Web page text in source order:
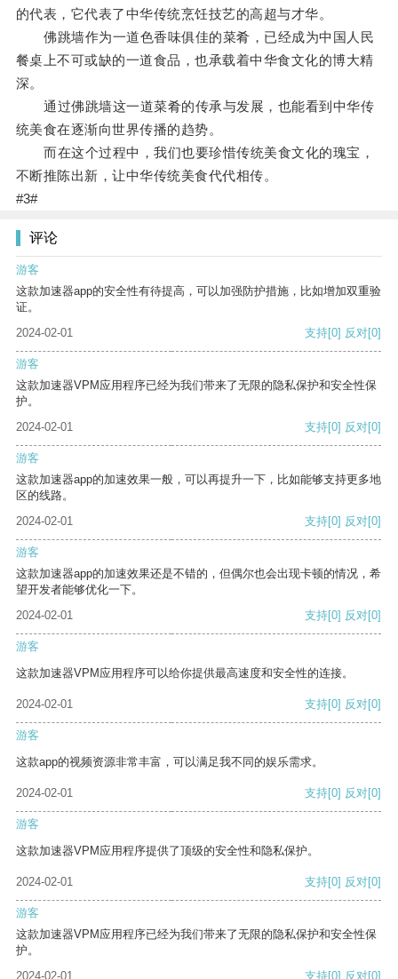
的代表，它代表了中华传统烹饪技艺的高超与才华。
佛跳墙作为一道色香味俱佳的菜肴，已经成为中国人民
餐桌上不可或缺的一道食品，也承载着中华食文化的博大精
深。
通过佛跳墙这一道菜肴的传承与发展，也能看到中华传
统美食在逐渐向世界传播的趋势。
而在这个过程中，我们也要珍惜传统美食文化的瑰宝，
不断推陈出新，让中华传统美食代代相传。
#3#
评论
游客
这款加速器app的安全性有待提高，可以加强防护措施，比如增加双重验
证。
2024-02-01
支持[0] 反对[0]
游客
这款加速器VPM应用程序已经为我们带来了无限的隐私保护和安全性保
护。
2024-02-01
支持[0] 反对[0]
游客
这款加速器app的加速效果一般，可以再提升一下，比如能够支持更多地
区的线路。
2024-02-01
支持[0] 反对[0]
游客
这款加速器app的加速效果还是不错的，但偶尔也会出现卡顿的情况，希
望开发者能够优化一下。
2024-02-01
支持[0] 反对[0]
游客
这款加速器VPM应用程序可以给你提供最高速度和安全性的连接。
2024-02-01 支持[0] 反对[0]
游客
这款app的视频资源非常丰富，可以满足我不同的娱乐需求。
2024-02-01 支持[0] 反对[0]
游客
这款加速器VPM应用程序提供了顶级的安全性和隐私保护。
2024-02-01 支持[0] 反对[0]
游客
这款加速器VPM应用程序已经为我们带来了无限的隐私保护和安全性保
护。
2024-02-01
支持[0] 反对[0]